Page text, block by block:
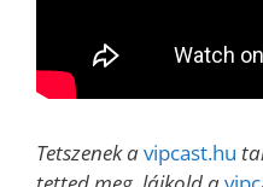
Tetszenek avipcast.hu